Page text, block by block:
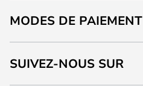
MODES DE PAIEMENT
SUIVEZ-NOUS SUR